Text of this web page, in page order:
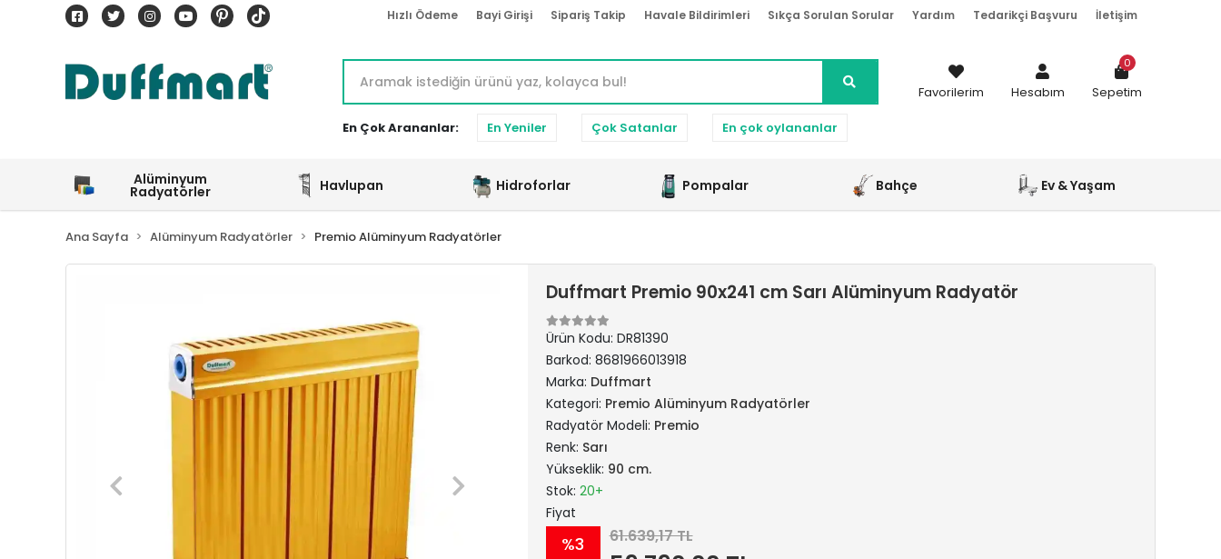
Hızlı Ödeme Bayi Girişi Sipariş Takip Havale Bildirimleri Sıkça Sorulan Sorular Yardım Tedarikçi Başvuru İletişim
En Çok Arananlar: En Yeniler Çok Satanlar En çok oylananlar
Favorilerim Hesabım Sepetim
0
Alüminyum
Radyatörler Havlupan Hidroforlar Pompalar Bahçe Ev & Yaşam
Ana Sayfa Alüminyum Radyatörler Premio Alüminyum Radyatörler
Duffmart Premio 90x241 cm Sarı Alüminyum Radyatör
Ürün Kodu: DR81390
Barkod: 8681966013918
Marka: Duffmart
Kategori: Premio Alüminyum Radyatörler
Radyatör Modeli: Premio
Renk: Sarı
Yükseklik: 90 cm.
Stok: 20+
Fiyat
%3 61.639,17 TL